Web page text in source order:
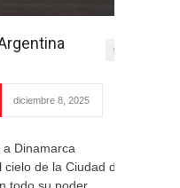
0
diciembre 8, 2025
Dinamarca
de la Ciudad de